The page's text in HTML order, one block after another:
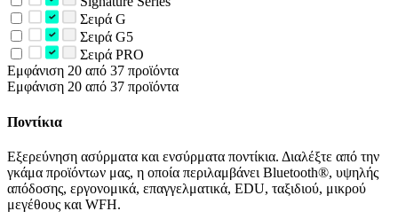
Σειρά G
Σειρά G5
Σειρά PRO
Εμφάνιση 20 από 37 προϊόντα
Εμφάνιση 20 από 37 προϊόντα
Ποντίκια
Εξερεύνηση ασύρματα και ενσύρματα ποντίκια. Διαλέξτε από την
γκάμα προϊόντων μας, η οποία περιλαμβάνει Bluetooth®, υψηλής
απόδοσης, εργονομικά, επαγγελματικά, EDU, ταξιδιού, μικρού
μεγέθους και WFH.